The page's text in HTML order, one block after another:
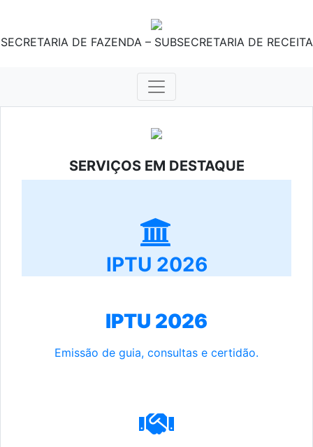
SECRETARIA DE FAZENDA – SUBSECRETARIA DE RECEITA
SERVIÇOS EM DESTAQUE
IPTU 2026
IPTU 2026
Emissão de guia, consultas e certidão.